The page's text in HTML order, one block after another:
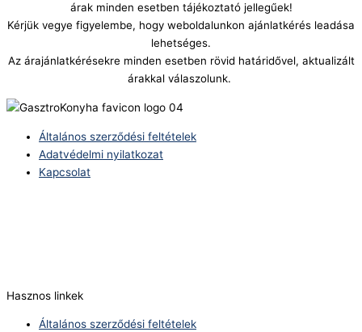
árak minden esetben tájékoztató jellegűek!
Kérjük vegye figyelembe, hogy weboldalunkon ajánlatkérés leadása
lehetséges.
Az árajánlatkérésekre minden esetben rövid határidővel, aktualizált
árakkal válaszolunk.
Általános szerződési feltételek
Adatvédelmi nyilatkozat
Kapcsolat
Hasznos linkek
Általános szerződési feltételek